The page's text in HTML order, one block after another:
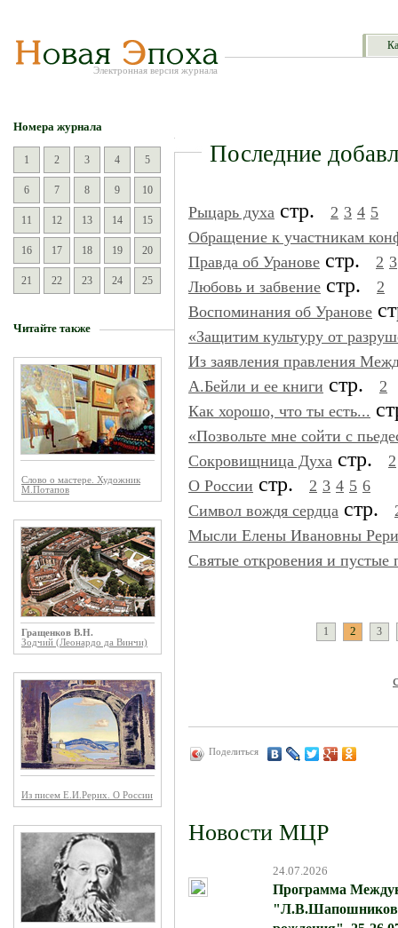
Электронная версия журнала
Номера журнала
1 2 3 4 5
6 7 8 9 10
11 12 13 14 15
16 17 18 19 20
21 22 23 24 25
Читайте также
Слово о мастере. Художник
М.Потапов
Гращенков В.Н.
Зодчий (Леонардо да Винчи)
Из писем Е.И.Рерих. О России
Последние
Рыцарь духа стр. 2 3 4 5
Обращение к участникам
Правда об Уранове стр. 2 3
Любовь и забвение стр.
2
Воспоминания об Уранове
«Защитим культуру от
Из заявления правления
А.Бейли и ее книги стр.
2
Как хорошо, что ты есть...
«Позвольте мне сойти с
Сокровищница Духа стр.
2
О России стр. 2 3 4 5 6
Символ вождя сердца стр.
Мысли Елены Ивановны
Святые откровения и пустые
1 2 3
Поделиться
Новости МЦР
24.07.2026
Программа
"Л.В.Шапошникова: